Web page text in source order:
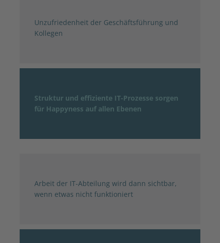
Unzufriedenheit der Geschäftsführung und
Kollegen
Struktur und effiziente IT-Prozesse sorgen
für Happyness auf allen Ebenen
Arbeit der IT-Abteilung wird dann sichtbar,
wenn etwas nicht funktioniert